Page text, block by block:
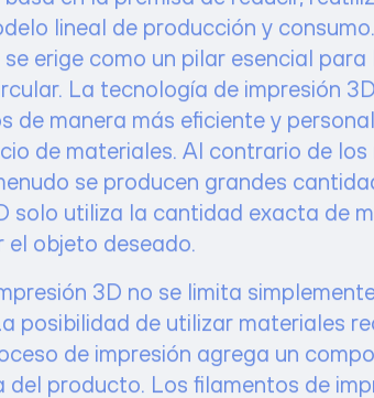
lineal de producción y consumo.
erige como un pilar esencial para
La tecnología de impresión 3D
manera más eficiente y
de materiales. Al contrario de los
se producen grandes
solo utiliza la cantidad exacta de
objeto deseado.
3D no se limita simplemente
posibilidad de utilizar materiales
de impresión agrega un
del producto. Los filamentos de